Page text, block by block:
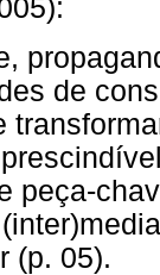
de
peça-
(p. 05).